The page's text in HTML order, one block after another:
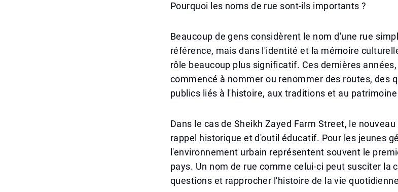
Pourquoi les noms de rue sont-ils importants ?
Beaucoup de gens considèrent le nom d'une rue
référence, mais dans l'identité et la mémoire
rôle beaucoup plus significatif. Ces dernières
commencé à nommer ou renommer des routes, des
publics liés à l'histoire, aux traditions et au
Dans le cas de Sheikh Zayed Farm Street, le
rappel historique et d'outil éducatif. Pour les jeunes
l'environnement urbain représentent souvent le
pays. Un nom de rue comme celui-ci peut susciter la
questions et rapprocher l'histoire de la vie